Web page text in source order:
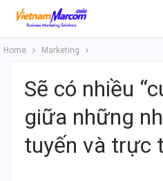
Home Marketing
Sẽ có nhiều
giữa những
tuyến và trực